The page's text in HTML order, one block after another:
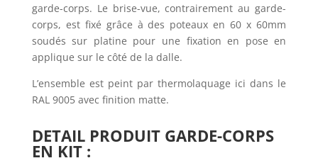
garde-corps. Le brise-vue, contrairement au garde-
corps, est fixé grâce à des poteaux en 60 x 60mm
soudés sur platine pour une fixation en pose en
applique sur le côté de la dalle.
L’ensemble est peint par thermolaquage ici dans le
RAL 9005 avec finition matte.
DETAIL PRODUIT GARDE-CORPS
EN KIT :